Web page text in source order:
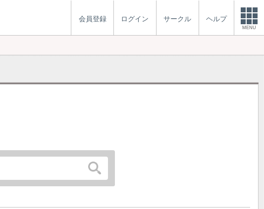
会員登録 ログイン サークル ヘルプ
MENU